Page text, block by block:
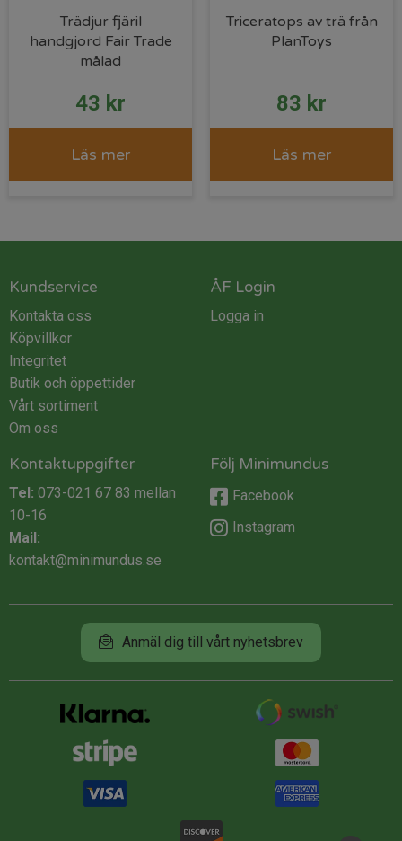
Trädjur fjäril
handgjord Fair Trade
målad
43 kr
Läs mer
Triceratops av trä från
PlanToys
83 kr
Läs mer
Kundservice
Kontakta oss
Köpvillkor
Integritet
Butik och öppettider
Vårt sortiment
Om oss
ÅF Login
Logga in
Kontaktuppgifter
Tel: 073-021 67 83 mellan
10-16
Mail:
kontakt@minimundus.se
Följ Minimundus
Facebook
Instagram
Anmäl dig till vårt nyhetsbrev